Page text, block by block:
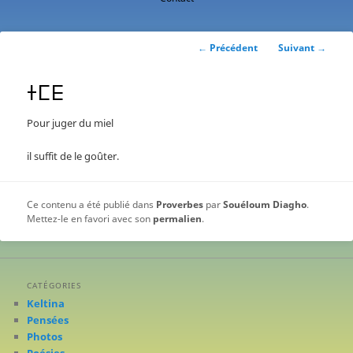
Navigation
← Précédent Suivant →
ⵜⵎⴹ
Pour juger du miel
il suffit de le goûter.
Ce contenu a été publié dans Proverbes parSouéloum Diagho.
Mettez-le en favori avec son permalien.
CATÉGORIES
Keltina
Pensées
Photos